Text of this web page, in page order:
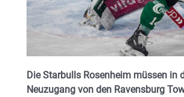
Die Starbulls Rosenheim müssen in
Neuzugang von den Ravensburg